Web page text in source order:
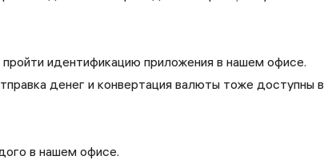
идентификацию приложения в нашем офисе.
денег и конвертация валюты тоже доступны в
в нашем офисе.